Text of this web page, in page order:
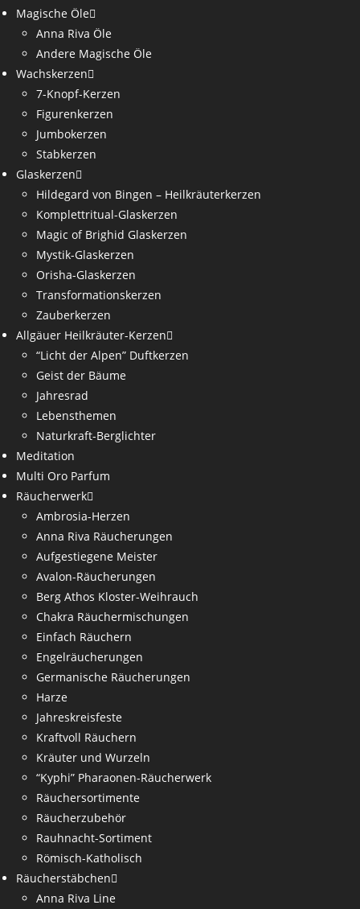
Magische Öle
Anna Riva Öle
Andere Magische Öle
Wachskerzen
7-Knopf-Kerzen
Figurenkerzen
Jumbokerzen
Stabkerzen
Glaskerzen
Hildegard von Bingen – Heilkräuterkerzen
Komplettritual-Glaskerzen
Magic of Brighid Glaskerzen
Mystik-Glaskerzen
Orisha-Glaskerzen
Transformationskerzen
Zauberkerzen
Allgäuer Heilkräuter-Kerzen
“Licht der Alpen” Duftkerzen
Geist der Bäume
Jahresrad
Lebensthemen
Naturkraft-Berglichter
Meditation
Multi Oro Parfum
Räucherwerk
Ambrosia-Herzen
Anna Riva Räucherungen
Aufgestiegene Meister
Avalon-Räucherungen
Berg Athos Kloster-Weihrauch
Chakra Räuchermischungen
Einfach Räuchern
Engelräucherungen
Germanische Räucherungen
Harze
Jahreskreisfeste
Kraftvoll Räuchern
Kräuter und Wurzeln
“Kyphi” Pharaonen-Räucherwerk
Räuchersortimente
Räucherzubehör
Rauhnacht-Sortiment
Römisch-Katholisch
Räucherstäbchen
Anna Riva Line